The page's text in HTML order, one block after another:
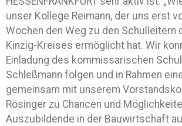
unser Kollege Reimann, der uns erst
Wochen den Weg zu den Schulleitern
Kinzig-Kreises ermöglicht hat. Wir
Einladung des kommissarischen
Schleßmann folgen und in Rahmen
gemeinsam mit unserem
Rösinger zu Chancen und
Auszubildende in der Bauwirtschaft